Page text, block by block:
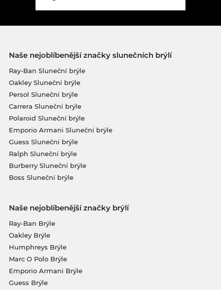
Naše nejoblíbenější značky slunečních brýlí
Ray-Ban Sluneční brýle
Oakley Sluneční brýle
Persol Sluneční brýle
Carrera Sluneční brýle
Polaroid Sluneční brýle
Emporio Armani Sluneční brýle
Guess Sluneční brýle
Ralph Sluneční brýle
Burberry Sluneční brýle
Boss Sluneční brýle
Naše nejoblíbenější značky brýlí
Ray-Ban Brýle
Oakley Brýle
Humphreys Brýle
Marc O Polo Brýle
Emporio Armani Brýle
Guess Brýle